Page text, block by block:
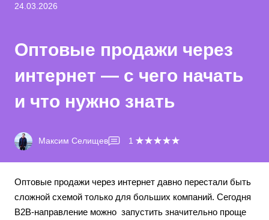
24.03.2026
Оптовые продажи через
интернет — с чего начать
и что нужно знать
Максим Селищев 1
Оптовые продажи через интернет давно перестали быть
сложной схемой только для больших компаний. Сегодня
B2B-направление можно запустить значительно проще